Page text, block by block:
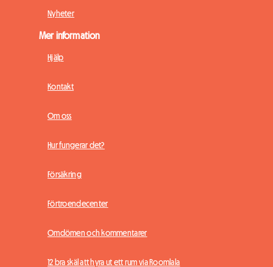
Nyheter
Mer information
Hjälp
Kontakt
Om oss
Hur fungerar det?
Försäkring
Förtroendecenter
Omdömen och kommentarer
12 bra skäl att hyra ut ett rum via Roomlala